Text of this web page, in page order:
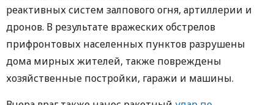
реактивных систем залпового огня, артиллерии и
дронов. В результате вражеских обстрелов
прифронтовых населенных пунктов разрушены
дома мирных жителей, также повреждены
хозяйственные постройки, гаражи и машины.